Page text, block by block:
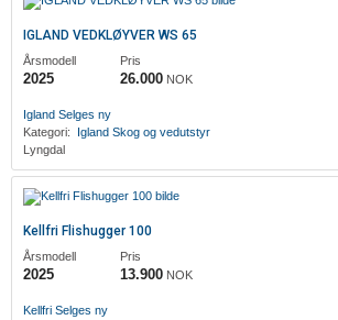
IGLAND VEDKLØYVER WS 65
Årsmodell
2025
Pris
26.000 NOK
Igland Selges ny
Kategori: Igland Skog og vedutstyr
Lyngdal
Kellfri Flishugger 100
Årsmodell
2025
Pris
13.900 NOK
Kellfri Selges ny